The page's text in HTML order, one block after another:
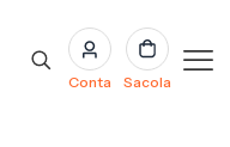
Conta Sacola